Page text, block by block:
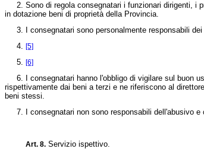
2. Sono di regola consegnatari i funzionari dirigenti, i
in dotazione beni di proprietà della Provincia.
3. I consegnatari sono personalmente responsabili dei
4. [5]
5. [6]
6. I consegnatari hanno l'obbligo di vigilare sul buon
rispettivamente dai beni a terzi e ne riferiscono al
beni stessi.
7. I consegnatari non sono responsabili dell'abusivo e
Art. 8. Servizio ispettivo.